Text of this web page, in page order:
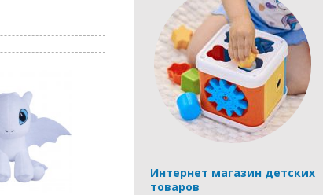
Интернет магазин детских
товаров